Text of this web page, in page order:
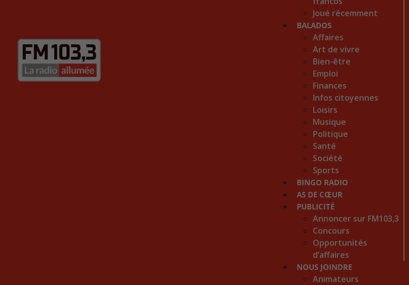
Joué récemment
BALADOS
Affaires
Art de vivre
Bien-être
Emploi
Finances
Infos citoyennes
Loisirs
Musique
Politique
Santé
Société
Sports
BINGO RADIO
AS DE CŒUR
PUBLICITÉ
Annoncer sur FM103,3
Concours
Opportunités
d’affaires
NOUS JOINDRE
Animateurs